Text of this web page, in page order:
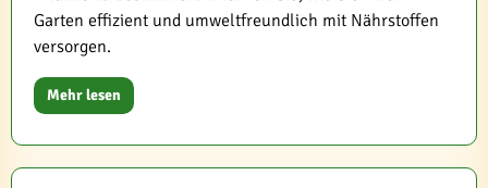
Garten effizient und umweltfreundlich mit Nährstoffen
versorgen.
Mehr lesen